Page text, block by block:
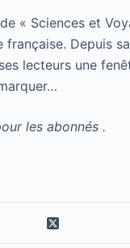
« Sciences et
française. Depuis
lecteurs une
les abonnés .